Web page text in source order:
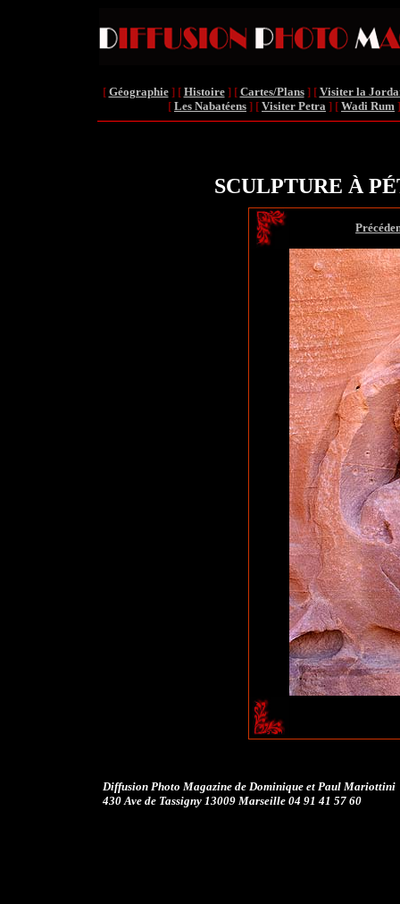
[ Géographie] [ Histoire] [ Cartes/Plans] [ Visiter la
[ Les Nabatéens ] [ Visiter Petra ] [ Wadi Rum ]
SCULPTURE À
Diffusion Photo Magazine de Dominique et Paul Mariottini
430 Ave de Tassigny 13009 Marseille 04 91 41 57 60